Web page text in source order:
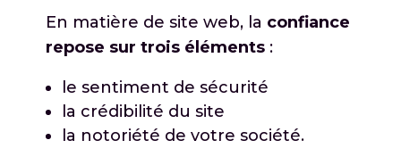
En matière de site web, la confiance
repose sur trois éléments:
le sentiment de sécurité
la crédibilité du site
la notoriété de votre société.